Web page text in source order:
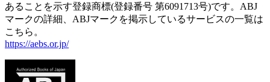
あることを示す登録商標(登録番号 第6091713号)です。ABJ
マークの詳細、ABJマークを掲示しているサービスの一覧は
こちら。
https://aebs.or.jp/